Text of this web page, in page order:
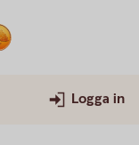
Logga in